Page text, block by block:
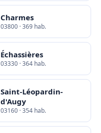
Charmes
03800 · 369 hab.
Échassières
03330 · 364 hab.
Saint-Léopardin-
d'Augy
03160 · 354 hab.